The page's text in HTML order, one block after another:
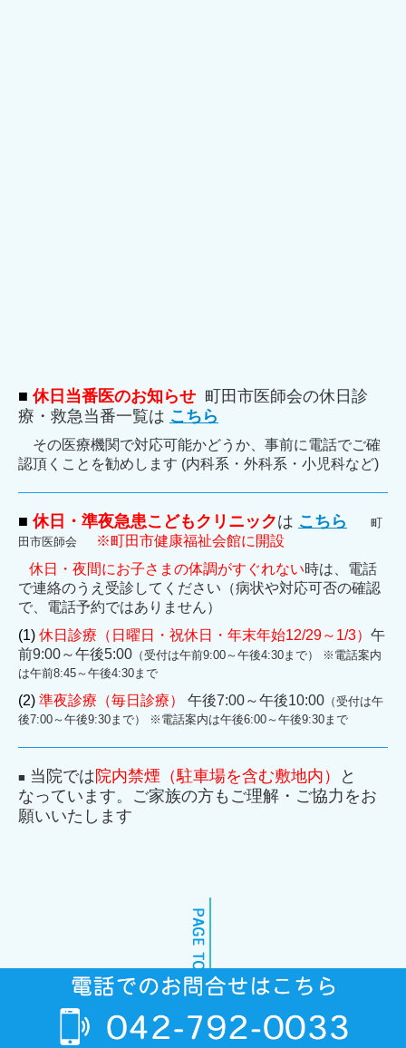
■ 休日当番医のお知らせ 町田市医師会の休日診
療・救急当番一覧は こちら
その医療機関で対応可能かどうか、事前に電話でご確
認頂くことを勧めします (内科系・外科系・小児科など)
■ 休日・準夜急患こどもクリニックは こちら
町
田市医師会
※町田市健康福祉会館に開設
休日・夜間にお子さまの体調がすぐれない時は、電話
で連絡のうえ受診してください（病状や対応可否の確認
で、電話予約ではありません）
(1) 休日診療（日曜日・祝休日・年末年始12/29～1/3） 午
前9:00～午後5:00 （受付は午前9:00～午後4:30まで） ※電話案内
は午前8:45～午後4:30まで
(2) 準夜診療（毎日診療） 午後7:00～午後10:00 （受付は午
後7:00～午後9:30まで） ※電話案内は午後6:00～午後9:30まで
■ 当院では 院内禁煙（駐車場を含む敷地内）
と
なっています。ご家族の方もご理解・ご協力をお
願いいたします